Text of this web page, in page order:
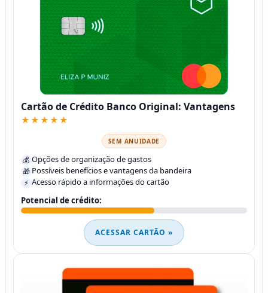
Cartão de Crédito Banco Original: Vantagens
★★★★★
SEM ANUIDADE
💰 Opções de organização de gastos
🎁 Possíveis benefícios e vantagens da bandeira
⚡ Acesso rápido a informações do cartão
Potencial de crédito:
ACESSAR CARTÃO »